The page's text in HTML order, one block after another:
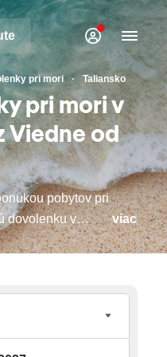
pri mori Taliansko
pri mori v
Viedne od
pobytov pri
dovolenku v
Bude to
svet Červeného
leta, "egyptský
viac